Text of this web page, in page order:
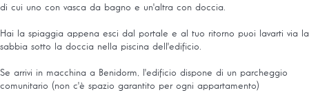
di cui uno con vasca da bagno e un'altra con doccia.
Hai la spiaggia appena esci dal portale e al tuo ritorno puoi lavarti via la
sabbia sotto la doccia nella piscina dell'edificio.
Se arrivi in ​​macchina a Benidorm, l'edificio dispone di un parcheggio
comunitario (non c'è spazio garantito per ogni appartamento)